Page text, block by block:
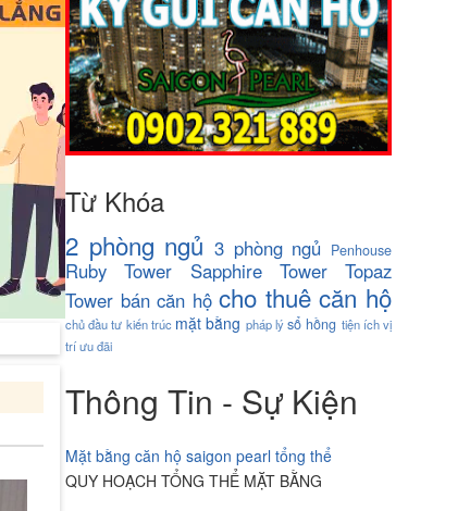
Từ Khóa
2 phòng ngủ 3 phòng ngủ Penhouse
Ruby Tower Sapphire Tower
Topaz
Tower bán căn hộ cho thuê căn hộ
chủ đầu tư kiến trúc mặt bằng pháp lý sổ hồng tiện ích vị
tríưu đãi
Thông Tin - Sự Kiện
Mặt bằng căn hộ saigon pearl tổng thể
QUY HOẠCH TỔNG THỂ MẶT BẰNG